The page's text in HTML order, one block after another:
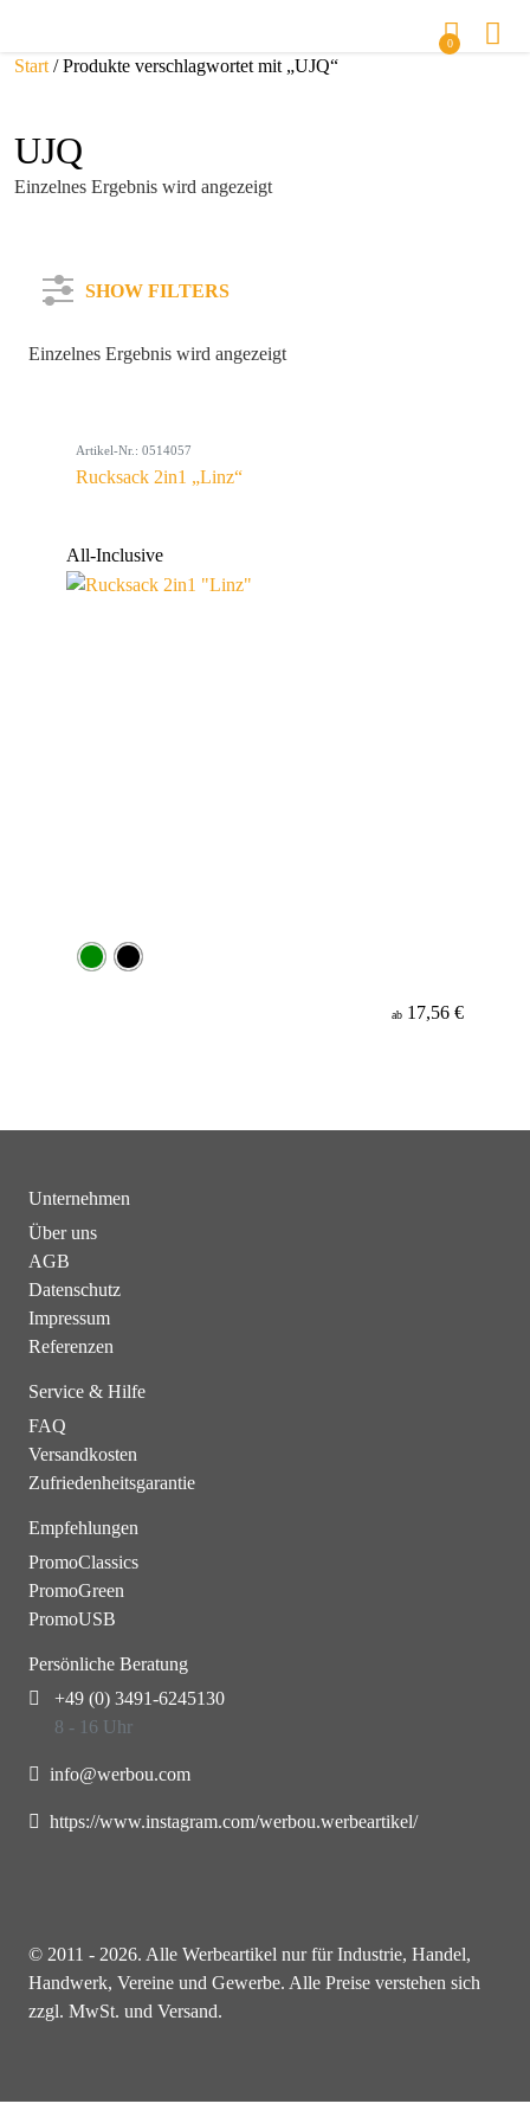
0
Start / Produkte verschlagwortet mit „UJQ“
UJQ
Einzelnes Ergebnis wird angezeigt
SHOW FILTERS
Farbe
Einzelnes Ergebnis wird angezeigt
Artikel-Nr.: 0514057
Rucksack 2in1 „Linz“
All-Inclusive
ab 17,56 €
Unternehmen
Über uns
AGB
Datenschutz
Impressum
Referenzen
Service & Hilfe
FAQ
Versandkosten
Zufriedenheitsgarantie
Empfehlungen
PromoClassics
PromoGreen
PromoUSB
Persönliche Beratung
+49 (0) 3491-6245130
8 - 16 Uhr
info@werbou.com
https://www.instagram.com/werbou.werbeartikel/
© 2011 - 2026. Alle Werbeartikel nur für Industrie, Handel,
Handwerk, Vereine und Gewerbe. Alle Preise verstehen sich
zzgl. MwSt. und Versand.